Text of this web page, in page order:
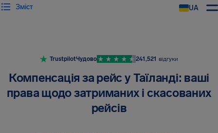
UA
Зміст
TrustpilotЧудово 241,521 відгуки
Компенсація за рейс у Таїланді: ваші
права щодо затриманих і скасованих
рейсів